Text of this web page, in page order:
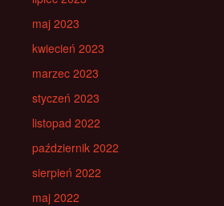
maj 2023
kwiecień 2023
marzec 2023
styczeń 2023
listopad 2022
październik 2022
sierpień 2022
maj 2022